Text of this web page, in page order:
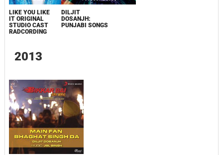
LIKE YOU LIKE
IT ORIGINAL
STUDIO CAST
RADCORDING
DILJIT
DOSANJH:
PUNJABI SONGS
2013